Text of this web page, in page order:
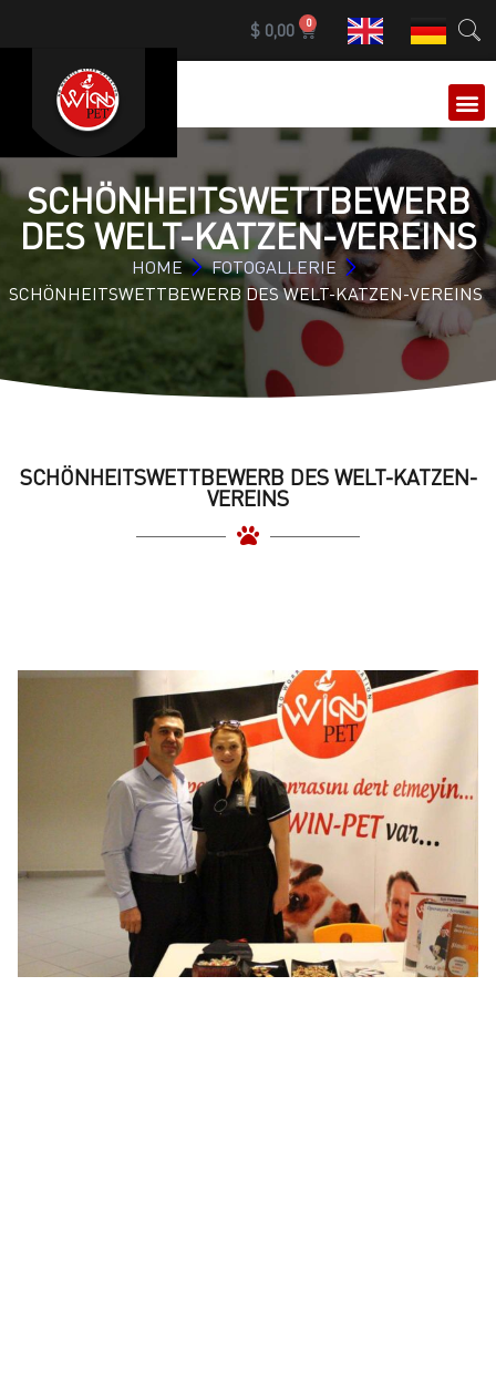
$0,00 0
SCHÖNHEITSWETTBEWERB
DES WELT-KATZEN-VEREINS
HOME
FOTOGALLERIE
SCHÖNHEITSWETTBEWERB DES WELT-KATZEN-VEREINS
SCHÖNHEITSWETTBEWERB DES WELT-KATZEN-
VEREINS